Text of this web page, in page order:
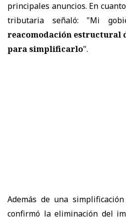
principales anuncios. En
tributaria señaló: "Mi
reacomodación estructural
para simplificarlo".
Además de una
confirmó la eliminación del